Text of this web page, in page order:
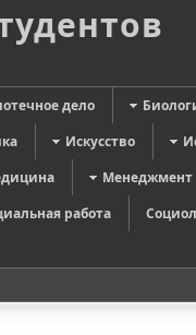
дело
Искусство
Менеджмент
работа